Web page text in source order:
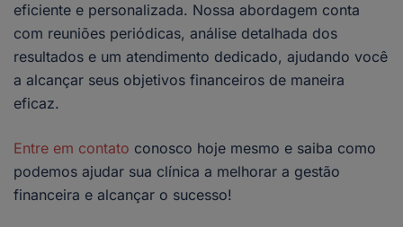
eficiente e personalizada. Nossa abordagem conta
com reuniões periódicas, análise detalhada dos
resultados e um atendimento dedicado, ajudando você
a alcançar seus objetivos financeiros de maneira
eficaz.
Entre em contato conosco hoje mesmo e saiba como
podemos ajudar sua clínica a melhorar a gestão
financeira e alcançar o sucesso!